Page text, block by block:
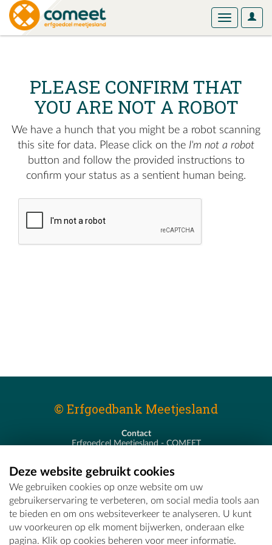
User
Toggle
PLEASE CONFIRM THAT
YOU ARE NOT A ROBOT
We have a hunch that you might be a robot scanning
this site for data. Please click on the I'm not a robot
button and follow the provided instructions to
confirm your status as a sentient human being.
© Erfgoedbank Meetjesland
Contact
Erfgoedcel Meetjesland - COMEET
T - 09 373 75 96
E -erfgoedcel@comeet.be
Deze website gebruikt cookies
We gebruiken cookies op onze website om uw
gebruikerservaring te verbeteren, om social media tools aan
te bieden en om ons websiteverkeer te analyseren. U kunt
uw voorkeuren op elk moment bijwerken, onderaan elke
pagina. Klik op cookies beheren voor meer informatie.